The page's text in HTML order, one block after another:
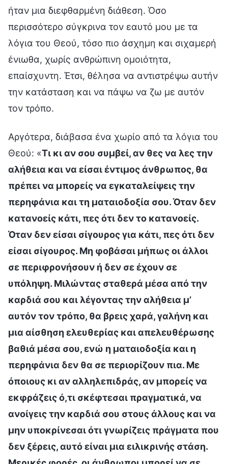
ήταν μια διεφθαρμένη διάθεση. Όσο
περισσότερο σύγκρινα τον εαυτό μου με τα
λόγια του Θεού, τόσο πιο άσχημη και σιχαμερή
ένιωθα, χωρίς ανθρώπινη ομοιότητα,
επαίσχυντη. Έτσι, θέλησα να αντιστρέψω αυτήν
την κατάσταση και να πάψω να ζω με αυτόν
τον τρόπο.
Αργότερα, διάβασα ένα χωρίο από τα λόγια του
Θεού: «Τι κι αν σου συμβεί, αν θες να λες την
αλήθεια και να είσαι έντιμος άνθρωπος, θα
πρέπει να μπορείς να εγκαταλείψεις την
περηφάνια και τη ματαιοδοξία σου. Όταν δεν
κατανοείς κάτι, πες ότι δεν το κατανοείς.
Όταν δεν είσαι σίγουρος για κάτι, πες ότι δεν
είσαι σίγουρος. Μη φοβάσαι μήπως οι άλλοι
σε περιφρονήσουν ή δεν σε έχουν σε
υπόληψη. Μιλώντας σταθερά μέσα από την
καρδιά σου και λέγοντας την αλήθεια μ’
αυτόν τον τρόπο, θα βρεις χαρά, γαλήνη και
μια αίσθηση ελευθερίας και απελευθέρωσης
βαθιά μέσα σου, ενώ η ματαιοδοξία και η
περηφάνια δεν θα σε περιορίζουν πια. Με
όποιους κι αν αλληλεπιδράς, αν μπορείς να
εκφράζεις ό,τι σκέφτεσαι πραγματικά, να
ανοίγεις την καρδιά σου στους άλλους και να
μην υποκρίνεσαι ότι γνωρίζεις πράγματα που
δεν ξέρεις, αυτό είναι μια ειλικρινής στάση.